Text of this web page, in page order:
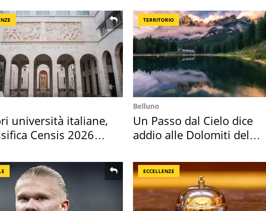
università italiane,
Censis 2026
TERRITORIO
Belluno
Un Passo dal Cielo dice
addio alle Dolomiti del
ECCELLENZE